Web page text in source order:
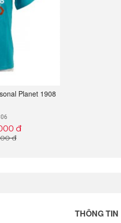
Planet 1908
đ
đ
THÔNG TIN